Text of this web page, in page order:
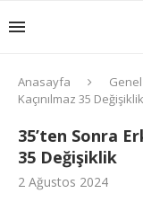
Anasayfa Genel
Kaçınılmaz 35 Değişiklik
35’ten Sonra
35 Değişiklik
2 Ağustos 2024